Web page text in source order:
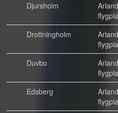
Djursholm
Drottningholm
Duvbo
Edsberg